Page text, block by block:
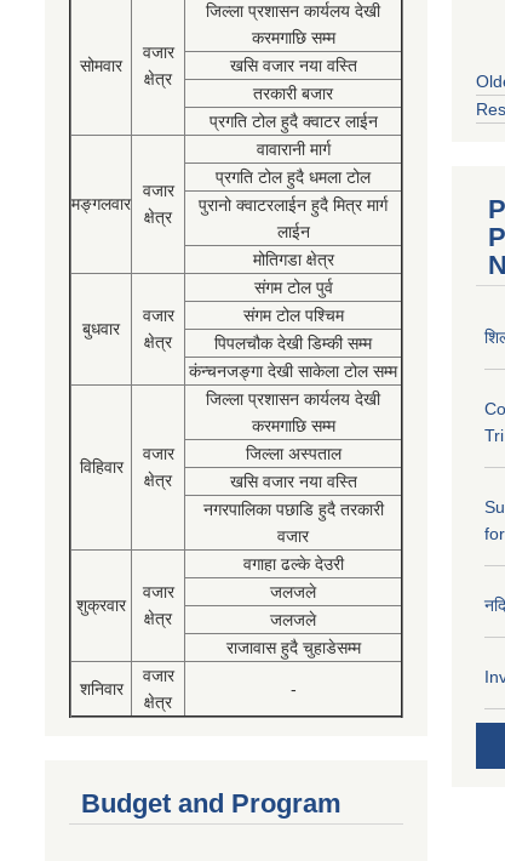
सोमवार
वजार
क्षेत्र
जिल्ला प्रशासन कार्यलय देखी
करमगाछि सम्म
खसि वजार नया वस्ति
तरकारी बजार
प्रगति टोल हुदै क्वाटर लाईन
मङ्गलवार
वजार
क्षेत्र
वावारानी मार्ग
प्रगति टोल हुदै धमला टोल
पुरानो क्वाटरलाईन हुदै मित्र मार्ग
लाईन
मोतिगडा क्षेत्र
बुधवार
वजार
क्षेत्र
संगम टोल पुर्व
संगम टोल पश्चिम
पिपलचौक देखी डिम्की सम्म
कंन्चनजङ्गा देखी साकेला टोल सम्म
विहिवार
वजार
क्षेत्र
जिल्ला प्रशासन कार्यलय देखी
करमगाछि सम्म
जिल्ला अस्पताल
खसि वजार नया वस्ति
नगरपालिका पछाडि हुदै तरकारी
वजार
शुक्रवार
वजार
क्षेत्र
वगाहा ढल्के देउरी
जलजले
जलजले
राजावास हुदै चुहाडेसम्म
शनिवार
वजार
क्षेत्र
-
Budget and Program